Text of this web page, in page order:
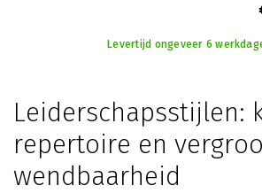
Levertijd ongeveer 6
Leiderschapsstijlen:
repertoire en
wendbaarheid